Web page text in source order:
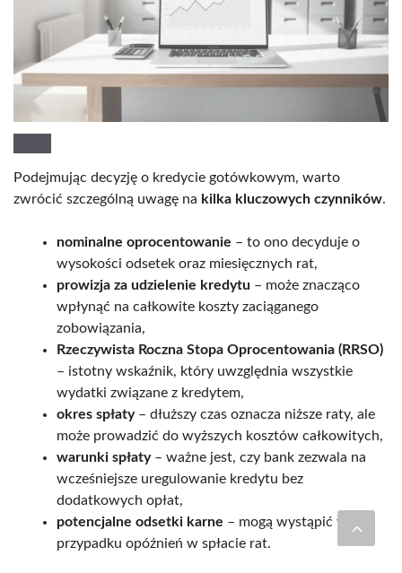
Podejmując decyzję o kredycie gotówkowym, warto
zwrócić szczególną uwagę na kilka kluczowych czynników.
nominalne oprocentowanie – to ono decyduje o
wysokości odsetek oraz miesięcznych rat,
prowizja za udzielenie kredytu – może znacząco
wpłynąć na całkowite koszty zaciąganego
zobowiązania,
Rzeczywista Roczna Stopa Oprocentowania (RRSO)
– istotny wskaźnik, który uwzględnia wszystkie
wydatki związane z kredytem,
okres spłaty– dłuższy czas oznacza niższe raty, ale
może prowadzić do wyższych kosztów całkowitych,
warunki spłaty– ważne jest, czy bank zezwala na
wcześniejsze uregulowanie kredytu bez
dodatkowych opłat,
potencjalne odsetki karne – mogą wystąpić w
przypadku opóźnień w spłacie rat.